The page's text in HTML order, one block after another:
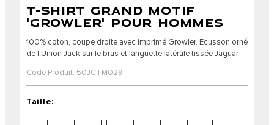
T-SHIRT GRAND MOTIF
'GROWLER' POUR HOMMES
100% coton, coupe droite avec imprimé Growler. Ecusson orné
de l'Union Jack sur le bras et languette latérale tissée Jaguar
Code Produit: 50JCTM029
Taille: